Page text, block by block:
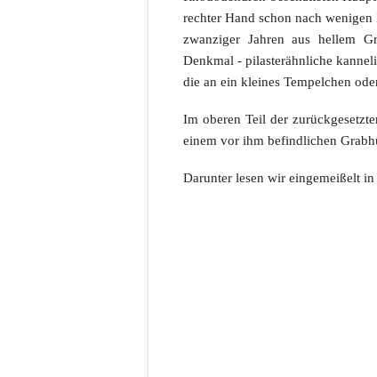
rechter Hand schon nach
zwanziger Jahren aus hellem
Denkmal - pilasterähnliche
die an ein kleines Tempelchen
Im oberen Teil der
einem vor ihm befindlichen
Darunter lesen wir eingemeißelt